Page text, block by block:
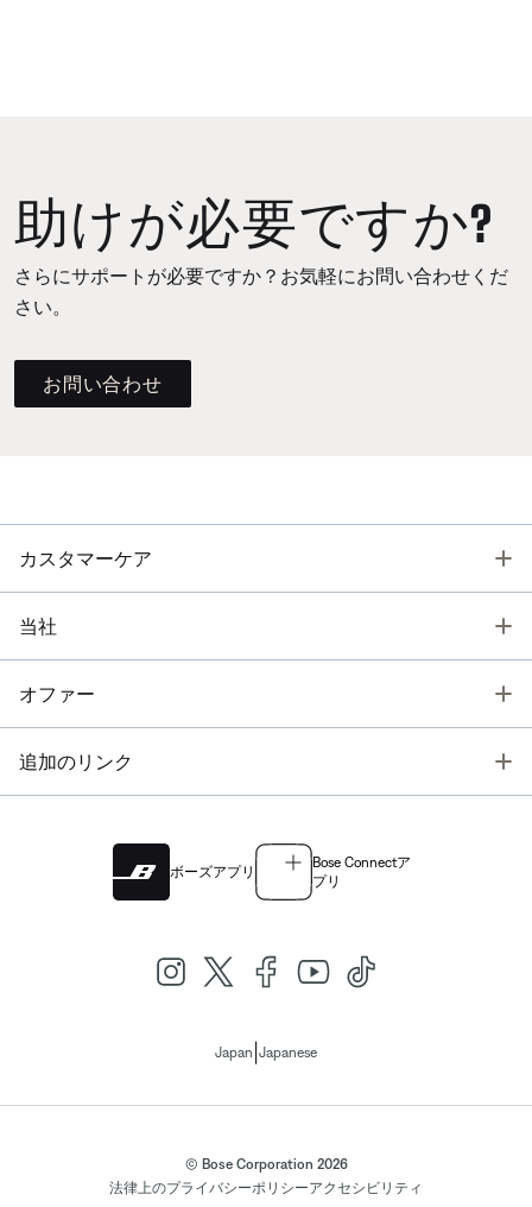
助けが必要ですか?
さらにサポートが必要ですか？お気軽にお問い合わせくだ
さい。
お問い合わせ
カスタマーケア
当社
オファー
追加のリンク
ボーズアプリ
Bose Connectア
プリ
Japan Japanese
© Bose Corporation 2026
法律上のプライバシーポリシーアクセシビリティ